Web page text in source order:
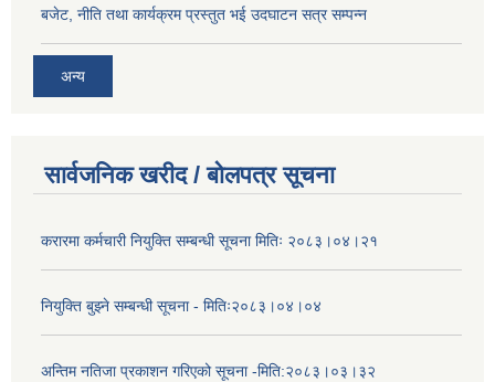
बजेट, नीति तथा कार्यक्रम प्रस्तुत भई उदघाटन सत्र सम्पन्न
अन्य
सार्वजनिक खरीद / बोलपत्र सूचना
करारमा कर्मचारी नियुक्ति सम्बन्धी सूचना मितिः २०८३।०४।२१
नियुक्ति बुझ्ने सम्बन्धी सूचना - मितिः२०८३।०४।०४
अन्तिम नतिजा प्रकाशन गरिएको सूचना -मिति:२०८३।०३।३२